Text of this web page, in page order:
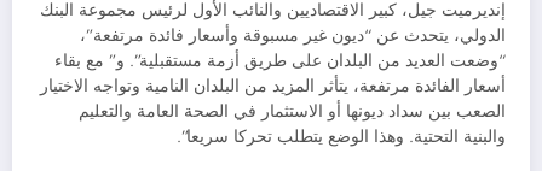
إنديرميت جيل، كبير الاقتصاديين والنائب الأول لرئيس مجموعة البنك
الدولي، يتحدث عن “ديون غير مسبوقة وأسعار فائدة مرتفعة”،
“وضعت العديد من البلدان على طريق أزمة مستقبلية”. و” مع بقاء
أسعار الفائدة مرتفعة، يتأثر المزيد من البلدان النامية وتواجه الاختيار
الصعب بين سداد ديونها أو الاستثمار في الصحة العامة والتعليم
والبنية التحتية. وهذا الوضع يتطلب تحركا سريعا”.